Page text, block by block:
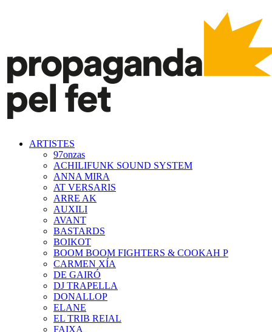
ARTISTES
97onzas
ACHILIFUNK SOUND SYSTEM
ANNA MIRA
AT VERSARIS
ARRE AK
AUXILI
AVANT
BASTARDS
BOIKOT
BOOM BOOM FIGHTERS & COOKAH P
CARMEN XÍA
DE GAIRÓ
DJ TRAPELLA
DONALLOP
ELANE
EL TRIB REIAL
FAIXA